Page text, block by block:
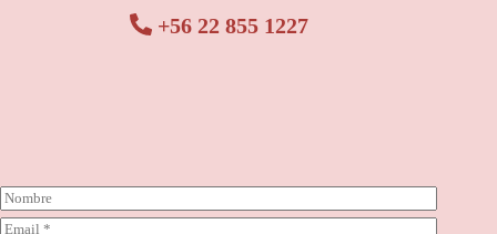
+56 22 855 1227
N
o
C